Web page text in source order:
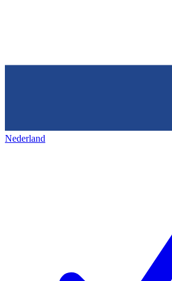
Nederland